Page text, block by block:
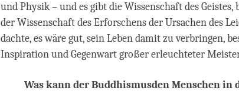
und Physik – und es gibt die Wissenschaft des
der Wissenschaft des Erforschens der Ursachen des
dachte, es wäre gut, sein Leben damit zu verbringen,
Inspiration und Gegenwart großer erleuchteter
Was kann der Buddhismusden Menschen in